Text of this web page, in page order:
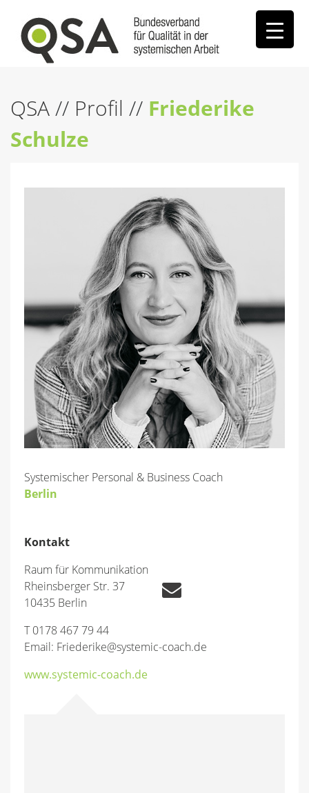
QSA// Profil // Friederike
Schulze
Systemischer Personal & Business Coach
Berlin
Kontakt
Raum für Kommunikation
Rheinsberger Str. 37
10435 Berlin
T 0178 467 79 44
Email: Friederike@systemic-coach.de
www.systemic-coach.de